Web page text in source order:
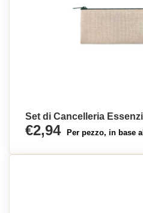
Set di Cancelleria
€2,94 Per pezzo, in base